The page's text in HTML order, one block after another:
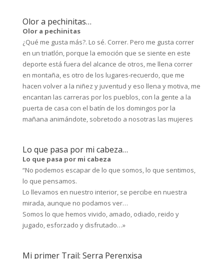
Olor a pechinitas…
Olor a pechinitas
¿Qué me gusta más?. Lo sé. Correr. Pero me gusta correr
en un triatlón, porque la emoción que se siente en este
deporte está fuera del alcance de otros, me llena correr
en montaña, es otro de los lugares-recuerdo, que me
hacen volver a la niñez y juventud y eso llena y motiva, me
encantan las carreras por los pueblos, con la gente a la
puerta de casa con el batín de los domingos por la
mañana animándote, sobretodo a nosotras las mujeres
Lo que pasa por mi cabeza…
Lo que pasa por mi cabeza
“No podemos escapar de lo que somos, lo que sentimos,
lo que pensamos.
Lo llevamos en nuestro interior, se percibe en nuestra
mirada, aunque no podamos ver…
Somos lo que hemos vivido, amado, odiado, reido y
jugado, esforzado y disfrutado…»
Mi primer Trail: Serra Perenxisa